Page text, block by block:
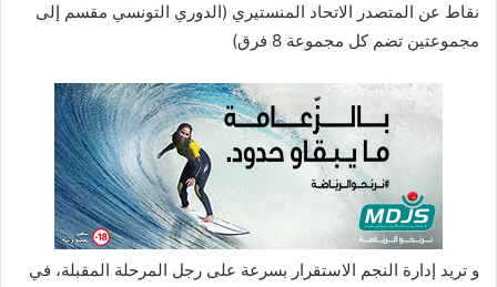
نقاط عن المتصدر الاتحاد المنستيري (الدوري التونسي مقسم إلى
مجموعتين تضم كل مجموعة 8 فرق)
و تريد إدارة النجم الاستقرار بسرعة على رجل المرحلة المقبلة، في